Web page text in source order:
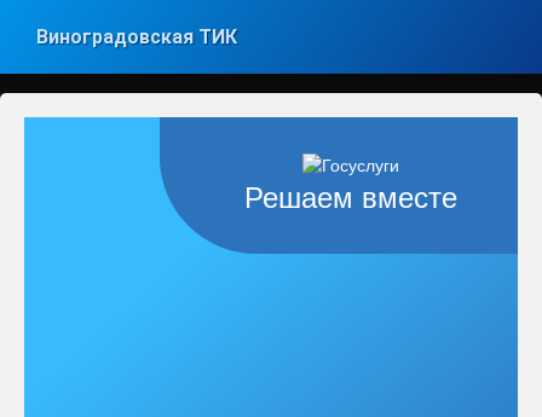
Виноградовская ТИК
Решаем вместе